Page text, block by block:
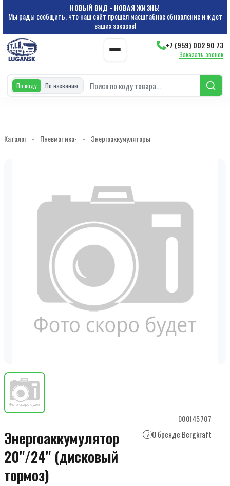
НОВЫЙ ВИД - НОВАЯ ЖИЗНЬ!
Мы рады сообщить, что наш сайт прошёл масштабное обновление и ждет
ваших заказов!
+7 (959) 002 90 73
Заказать звонок
По коду По названию
Каталог - Пневматика- - Энергоаккумуляторы
000145707
Энергоаккумулятор
20"/24" (дисковый
тормоз)
i О бренде Bergkraft